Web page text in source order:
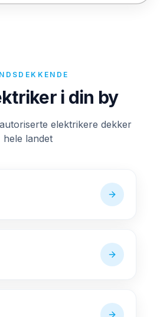
i din by
elektrikere dekker
hele landet